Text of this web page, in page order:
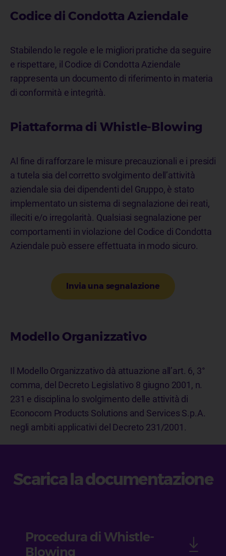
Codice di Condotta Aziendale
Stabilendo le regole e le migliori pratiche da seguire
e rispettare, il Codice di Condotta Aziendale
rappresenta un documento di riferimento in materia
di conformità e integrità.
Piattaforma di Whistle-Blowing
Al fine di rafforzare le misure precauzionali e i presidi
a tutela sia del corretto svolgimento dell’attività
aziendale sia dei dipendenti del Gruppo, è stato
implementato un sistema di segnalazione dei reati,
illeciti e/o irregolarità. Qualsiasi segnalazione per
comportamenti in violazione del Codice di Condotta
Aziendale può essere effettuata in modo sicuro.
Invia una segnalazione
Modello Organizzativo
Il Modello Organizzativo dà attuazione all’art. 6, 3°
comma, del Decreto Legislativo 8 giugno 2001, n.
231 e disciplina lo svolgimento delle attività di
Econocom Products Solutions and Services S.p.A.
negli ambiti applicativi del Decreto 231/2001.
Scarica la documentazione
Procedura di Whistle-
Blowing